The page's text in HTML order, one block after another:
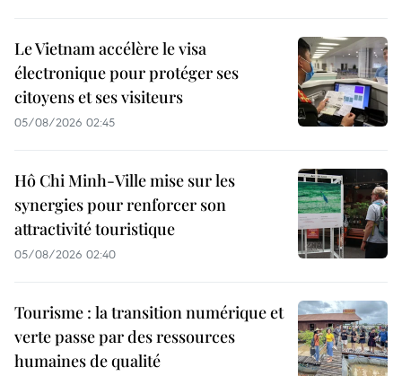
Le Vietnam accélère le visa
électronique pour protéger ses
citoyens et ses visiteurs
05/08/2026 02:45
Hô Chi Minh-Ville mise sur les
synergies pour renforcer son
attractivité touristique
05/08/2026 02:40
Tourisme : la transition numérique et
verte passe par des ressources
humaines de qualité